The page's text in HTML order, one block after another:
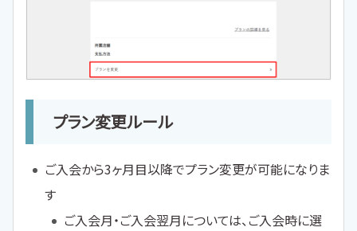
プラン変更ルール
ご入会から3ヶ月目以降でプラン変更が可能になりま
す
ご入会月・ご入会翌月については、ご入会時に選